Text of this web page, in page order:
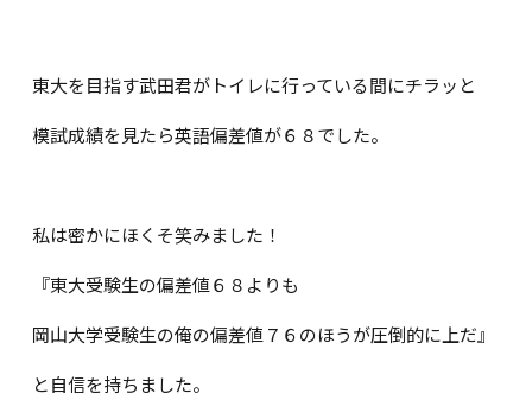
東大を目指す武田君がトイレに行っている間にチラッと
模試成績を見たら英語偏差値が６８でした。
私は密かにほくそ笑みました！
『東大受験生の偏差値６８よりも
岡山大学受験生の俺の偏差値７６のほうが圧倒的に上だ』
と自信を持ちました。